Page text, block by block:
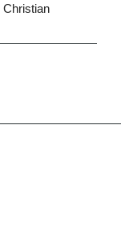
Christian